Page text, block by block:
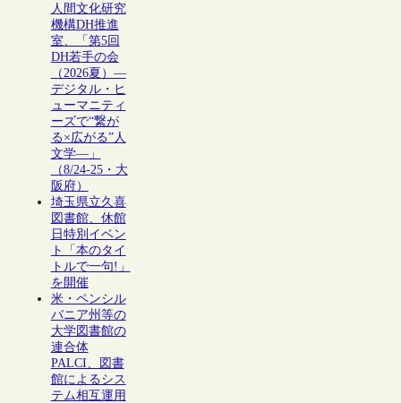
人間文化研究
機構DH推進
室、「第5回
DH若手の会
（2026夏）―
デジタル・ヒ
ューマニティ
ーズで“繋が
る×広がる”人
文学―」
（8/24-25・大
阪府）
埼玉県立久喜
図書館、休館
日特別イベン
ト「本のタイ
トルで一句!」
を開催
米・ペンシル
バニア州等の
大学図書館の
連合体
PALCI、図書
館によるシス
テム相互運用